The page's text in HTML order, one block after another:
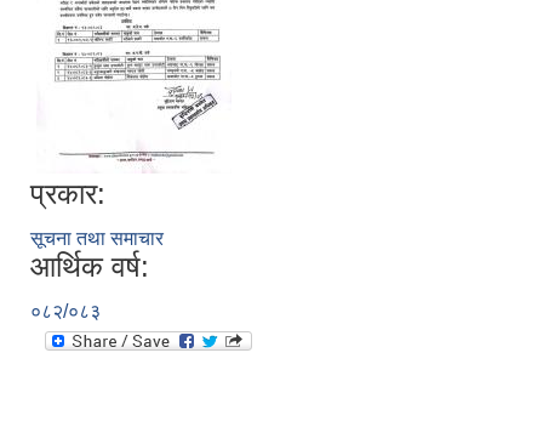
प्रकार:
सूचना तथा समाचार
आर्थिक वर्ष:
०८२/०८३